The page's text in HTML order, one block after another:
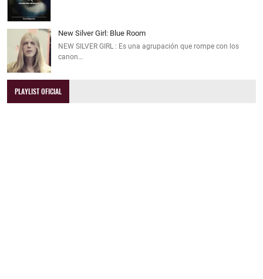
New Silver Girl: Blue Room
NEW SILVER GIRL : Es una agrupación que rompe con los
canon…
PLAYLIST OFICIAL